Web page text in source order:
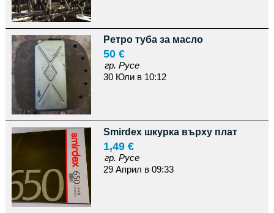
Ретро туба за масло
50 €
гр. Русе
30 Юли в 10:12
Smirdex шкурка върху плат
1,49 €
гр. Русе
29 Април в 09:33